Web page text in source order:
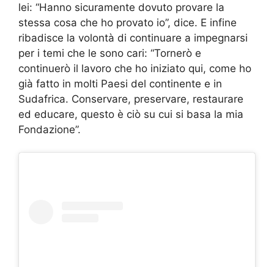
lei: “Hanno sicuramente dovuto provare la
stessa cosa che ho provato io”, dice. E infine
ribadisce la volontà di continuare a impegnarsi
per i temi che le sono cari: “Tornerò e
continuerò il lavoro che ho iniziato qui, come ho
già fatto in molti Paesi del continente e in
Sudafrica. Conservare, preservare, restaurare
ed educare, questo è ciò su cui si basa la mia
Fondazione”.